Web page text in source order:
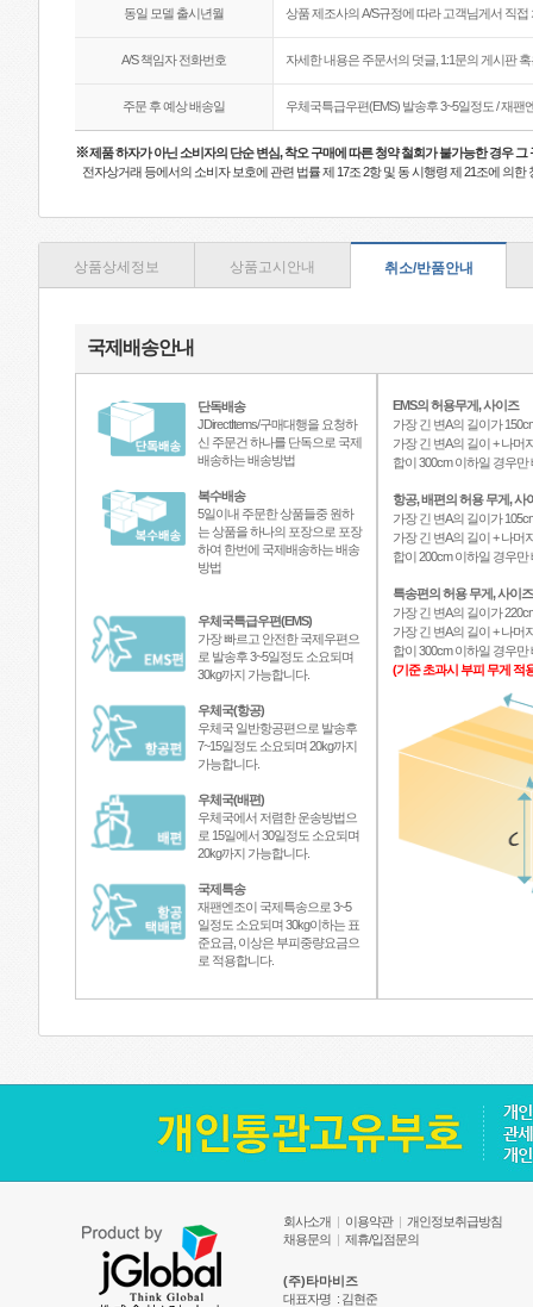
동일 모델 출시년월 상품 제조사의 A/S규정에 따라 고객님게서 직접
A/S 책임자 전화번호 자세한 내용은 주문서의 덧글, 1:1문의 게시판
주문 후 예상 배송일 우체국특급우편(EMS) 발송후 3~5일정도 / 재
※제품 하자가 아닌 소비자의 단순 변심, 착오 구매에 따른 청약 철회가 불가능한 경우 그
전자상거래 등에서의 소비자 보호에 관련 법률 제 17조 2항 및 동 시행령 제 21조에 의
상품상세정보 상품고시안내 취소/반품안내
국제배송안내
단독배송
JDirectItems/구매대행을 요청하
신 주문건 하나를 단독으로 국제
배송하는 배송방법
복수배송
5일이내 주문한 상품들중 원하
는 상품을 하나의 포장으로 포장
하여 한번에 국제배송하는 배송
방법
우체국특급우편(EMS)
가장 빠르고 안전한 국제우편으
로 발송후 3~5일정도 소요되며
30kg까지 가능합니다.
우체국(항공)
우체국 일반항공편으로 발송후
7~15일정도 소요되며 20kg까지
가능합니다.
우체국(배편)
우체국에서 저렴한 운송방법으
로 15일에서 30일정도 소요되며
20kg까지 가능합니다.
국제특송
재팬엔조이 국제특송으로 3~5
일정도 소요되며 30kg이하는 표
준요금, 이상은 부피중량요금으
로 적용합니다.
EMS의 허용무게, 사이즈
가장 긴 변A의 길이가
가장 긴 변A의 길이 + 나머
합이 300cm 이하일 경우만
항공, 배편의 허용 무게, 사
가장 긴 변A의 길이가
가장 긴 변A의 길이 + 나머
합이 200cm 이하일 경우만
특송편의 허용 무게, 사이즈
가장 긴 변A의 길이가
가장 긴 변A의 길이 + 나머
합이 300cm 이하일 경우만
(기준 초과시 부피 무게 적
회사소개 | 이용약관 | 개인정보취급방침
채용문의 | 제휴/입점문의
(주)타마비즈
대표자명 : 김현준